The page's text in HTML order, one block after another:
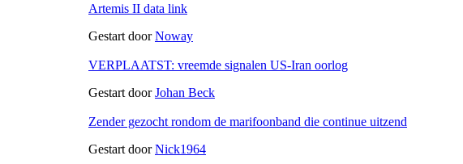
Artemis II data link
Gestart doorNoway
VERPLAATST: vreemde signalen US-Iran oorlog
Gestart doorJohan Beck
Zender gezocht rondom de marifoonband die continue uitzend
Gestart doorNick1964